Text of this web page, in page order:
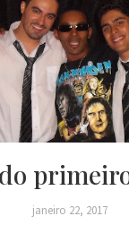
janeiro 22, 2017